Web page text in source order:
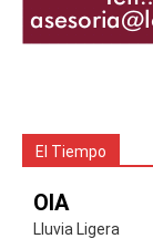
El Tiempo
OIA
Lluvia Ligera